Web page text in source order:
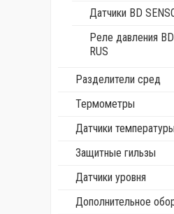
Датчики BD
Реле давления
RUS
Разделители сред
Термометры
Датчики температуры
Защитные гильзы
Датчики уровня
Дополнительное